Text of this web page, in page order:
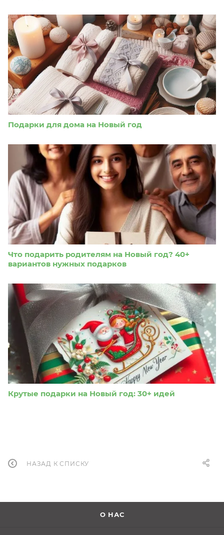
Подарки для дома на Новый год
Что подарить родителям на Новый год? 40+
вариантов нужных подарков
Крутые подарки на Новый год: 30+ идей
НАЗАД К СПИСКУ
О НАС